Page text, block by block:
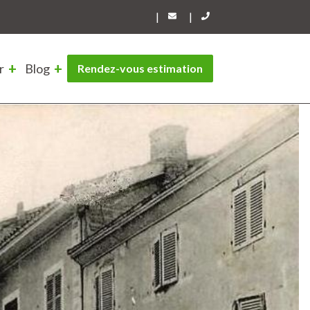
| |
Blog Rendez-vous estimation